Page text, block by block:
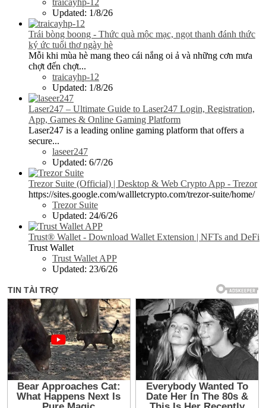
traicayhp-12
Updated: 1/8/26
Trái bòng boong - Thức quà mộc mạc, ngọt thanh đánh thức
ký ức tuổi thơ ngày hè
Mỗi khi mùa hè mang theo cái nắng oi ả và những cơn mưa
chợt đến chợt...
traicayhp-12
Updated: 1/8/26
Laser247 – Ultimate Guide to Laser247 Login, Registration,
App, Games & Online Gaming Platform
Laser247 is a leading online gaming platform that offers a
secure...
laseer247
Updated: 6/7/26
Trezor Suite (Official) | Desktop & Web Crypto App - Trezor
https://sites.google.com/wallletcrypto.com/trezor-suite/home/
Trezor Suite
Updated: 24/6/26
Trust® Wallet - Download Wallet Extension | NFTs and DeFi
Trust Wallet
Trust Wallet APP
Updated: 23/6/26